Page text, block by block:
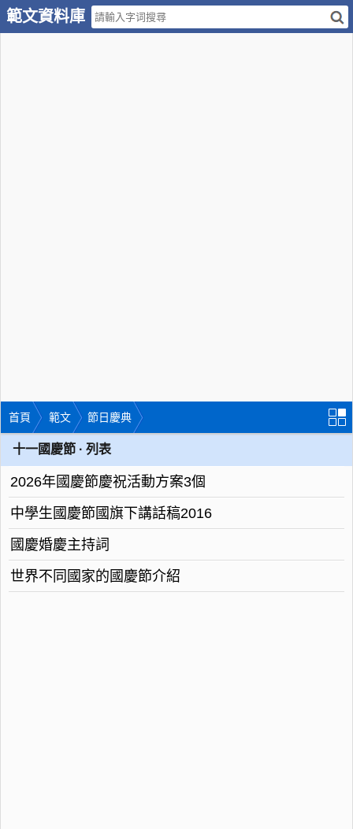
範文資料庫
首頁 範文 節日慶典
十一國慶節 · 列表
2026年國慶節慶祝活動方案3個
中學生國慶節國旗下講話稿2016
國慶婚慶主持詞
世界不同國家的國慶節介紹